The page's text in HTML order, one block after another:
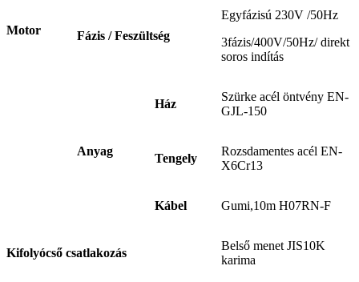
Motor Fázis / Feszültség
Egyfázisú 230V /50Hz
3fázis/400V/50Hz/ direkt
soros indítás
Anyag
Ház
Szürke acél öntvény EN-
GJL-150
Tengely
Rozsdamentes acél EN-
X6Cr13
Kábel Gumi,10m H07RN-F
Kifolyócső csatlakozás
Belső menet JIS10K
karima